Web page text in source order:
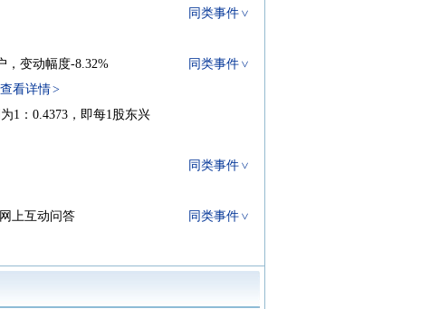
同类事件
，变动幅度-8.32%
同类事件
查看详情
1：0.4373，即每1股东兴
同类事件
上互动问答
同类事件